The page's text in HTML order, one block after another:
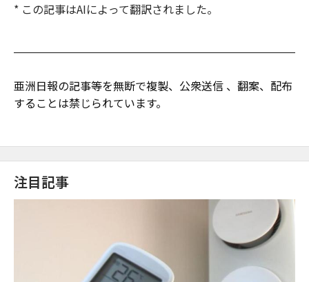
* この記事はAIによって翻訳されました。
亜洲日報の記事等を無断で複製、公衆送信 、翻案、配布
することは禁じられています。
注目記事